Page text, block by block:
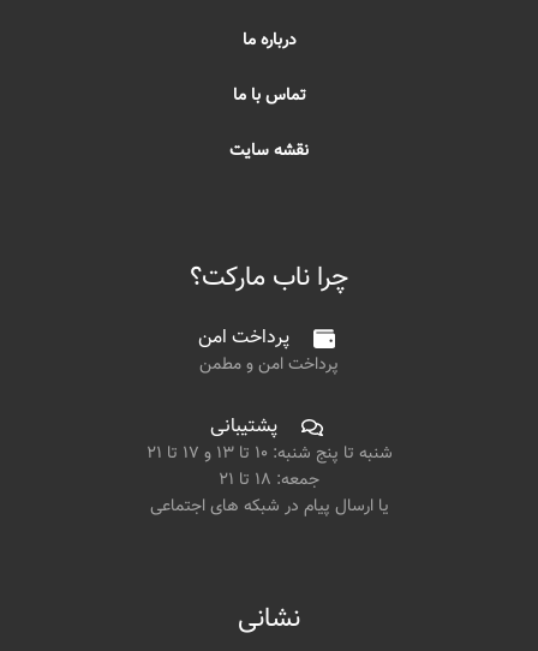
درباره ما
تماس با ما
نقشه سایت
چرا ناب مارکت؟
پرداخت امن
پرداخت امن و مطمن
پشتیبانی
شنبه تا پنج شنبه: ۱۰ تا ۱۳ و ۱۷ تا ۲۱
جمعه: ۱۸ تا ۲۱
یا ارسال پیام در شبکه های اجتماعی
نشانی